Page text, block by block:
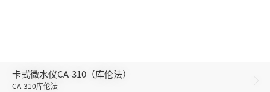
卡式微水仪CA-310（库伦法）
CA-310库伦法